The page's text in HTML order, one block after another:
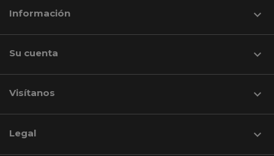
Información 
Su cuenta 
Visítanos keyboard_arrow_down
Legal 